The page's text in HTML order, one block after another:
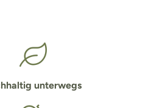
unterwegs